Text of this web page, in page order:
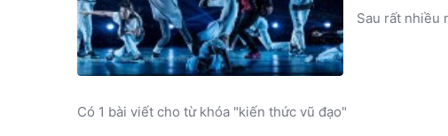
Sau rất nhiều
Có 1 bài viết cho từ khóa "kiến thức vũ đạo"